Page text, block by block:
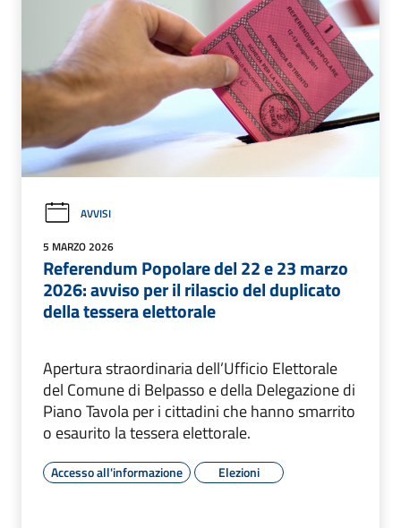
AVVISI
5 MARZO 2026
Referendum Popolare del 22 e 23 marzo
2026: avviso per il rilascio del duplicato
della tessera elettorale
Apertura straordinaria dell’Ufficio Elettorale
del Comune di Belpasso e della Delegazione di
Piano Tavola per i cittadini che hanno smarrito
o esaurito la tessera elettorale.
Accesso all'informazione Elezioni